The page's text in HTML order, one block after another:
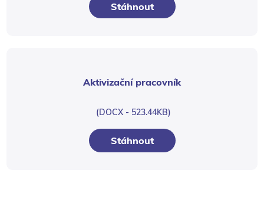
Stáhnout
Aktivizační pracovník
(DOCX - 523.44KB)
Stáhnout